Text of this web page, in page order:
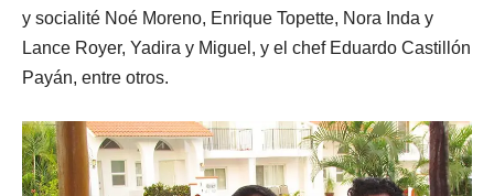
y socialité Noé Moreno, Enrique Topette, Nora Inda y
Lance Royer, Yadira y Miguel, y el chef Eduardo Castillón
Payán, entre otros.